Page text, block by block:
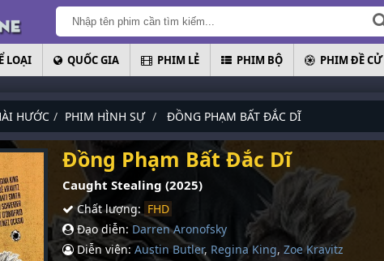
LOẠI QUỐC GIA PHIM LẺ PHIM BỘ PHIM ĐỀ CỬ
HƯỚC PHIM HÌNH SỰ ĐỒNG PHẠM BẤT ĐẮC DĨ
Đồng Phạm Bất Đắc Dĩ
Caught Stealing (2025)
Chất lượng: FHD
Đạo diễn: Darren Aronofsky
Diễn viên: Austin Butler, Regina King, Zoe Kravitz